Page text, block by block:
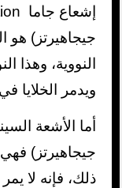
جيجاهيرتز) هو
النووية، وهذا
ويدمر الخلايا
جيجاهيرتز)
ذلك، فإنه لا